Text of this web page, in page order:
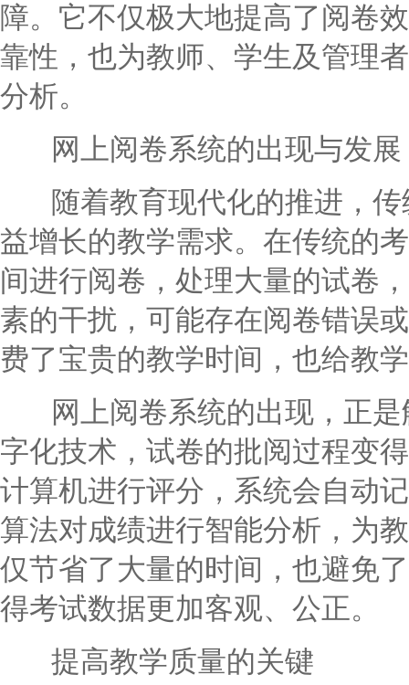
障。它不仅极大地提高了阅卷
靠性，也为教师、学生及管理
分析。
网上阅卷系统的出现与发展
随着教育现代化的推进，传
益增长的教学需求。在传统的
间进行阅卷，处理大量的试卷
素的干扰，可能存在阅卷错误
费了宝贵的教学时间，也给教
网上阅卷系统的出现，正是
字化技术，试卷的批阅过程变
计算机进行评分，系统会自动
算法对成绩进行智能分析，为
仅节省了大量的时间，也避免
得考试数据更加客观、公正。
提高教学质量的关键